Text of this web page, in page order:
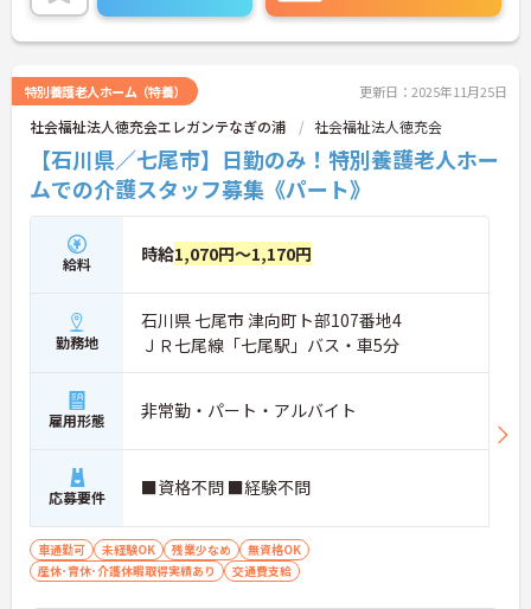
特別養護老人ホーム（特養） 更新日：2025年11月25日
社会福祉法人徳充会エレガンテなぎの浦 社会福祉法人徳充会
【石川県／七尾市】日勤のみ！特別養護老人ホー
ムでの介護スタッフ募集《パート》
給料 時給1,070円～1,170円
勤務地
石川県 七尾市 津向町ト部107番地4
ＪＲ七尾線「七尾駅」バス・車5分
雇用形態 非常勤・パート・アルバイト
応募要件 ■資格不問 ■経験不問
車通勤可 未経験OK 残業少なめ
無資格OK
産休･育休･介護休暇取得実績あり
交通費支給